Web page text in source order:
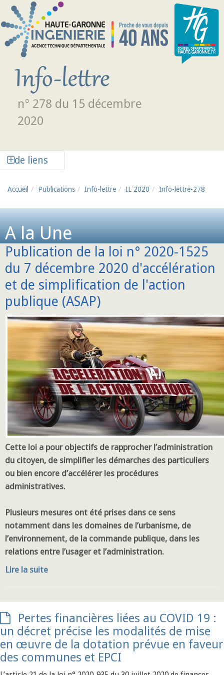
Aller au contenu principal
n° 278 du 15 décembre
2020
de liens
Accueil Publications Info-lettre IL 2020 Info-lettre-278
A la Une
Publication de la loi n° 2020-1525
du 7 décembre 2020 d'accélération
et de simplification de l'action
publique (ASAP)
Cette loi a pour objectifs de rapprocher l’administration
du citoyen, de simplifier les démarches des particuliers
ou bien encore d’accélérer les procédures
administratives.
Plusieurs mesures ont été prises dans ce sens
notamment dans les domaines de l’urbanisme, de
l’environnement, de la commande publique, dans les
relations entre l’usager et l’administration.
Lire la suite
Pertes financières liées au COVID 19 :
un décret précise les modalités de mise
en œuvre de la dotation prévue en faveur
des communes et EPCI